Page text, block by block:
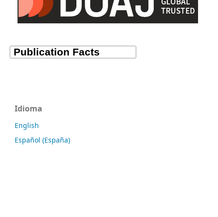
Idioma
English
Español (España)